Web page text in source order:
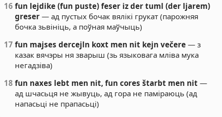
16 fun lejdike (fun puste) feser iz der tuml (der ljarem)
greser — ад пустых бочак вялікі грукат (парожняя
бочка зьвініць, а поўная маўчыць)
17 fun majses dercejln koxt men nit kejn večere — з
казак вячэры ня зварыш (зь языковага мліва мука
негадзіва)
18 fun naxes lebt men nit, fun cores štarbt men nit —
ад шчасьця не жывуць, ад гора не паміраюць (ад
напасьці не прапасьці)